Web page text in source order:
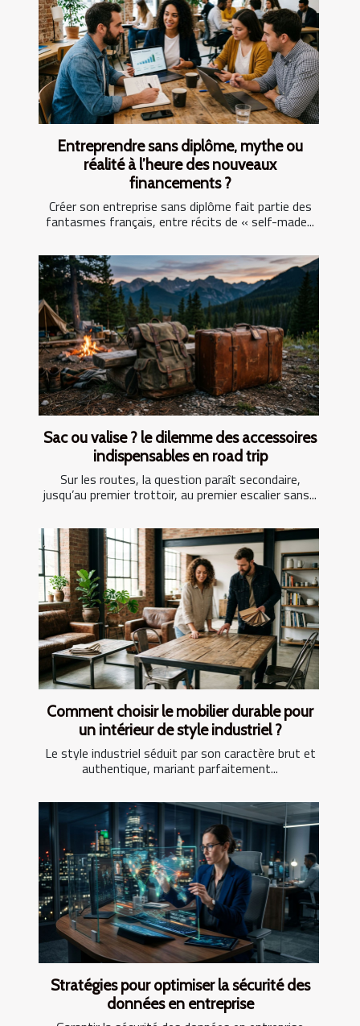
Entreprendre sans diplôme, mythe ou
réalité à l’heure des nouveaux
financements ?
Créer son entreprise sans diplôme fait partie des
fantasmes français, entre récits de « self-made...
Sac ou valise ? le dilemme des accessoires
indispensables en road trip
Sur les routes, la question paraît secondaire,
jusqu’au premier trottoir, au premier escalier sans...
Comment choisir le mobilier durable pour
un intérieur de style industriel ?
Le style industriel séduit par son caractère brut et
authentique, mariant parfaitement...
Stratégies pour optimiser la sécurité des
données en entreprise